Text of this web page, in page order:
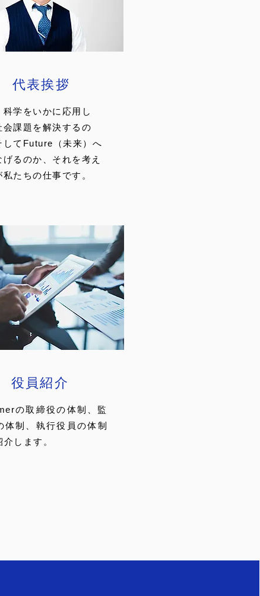
​代表挨拶
科学をいかに応用し
会課題を解決するの
してFuture（未来）へ
げるのか、それを考え
私たちの仕事です。
​役員紹介
の取締役の体制、監
体制、執行役員の体制
介します。